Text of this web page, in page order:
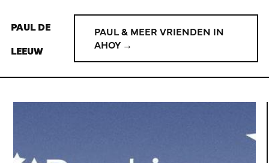
PAUL DE
LEEUW
PAUL & MEER VRIENDEN IN
AHOY →